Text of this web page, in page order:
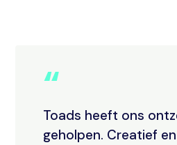
“
Toads heeft ons
geholpen. Creatief